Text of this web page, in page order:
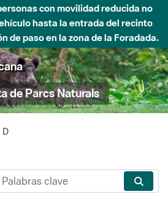
con movilidad reducida no
hasta la entrada del recinto
de paso en la zona de la Foradada.
de Parcs Naturals
D